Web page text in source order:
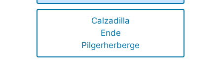
Calzadilla
Ende
Pilgerherberge